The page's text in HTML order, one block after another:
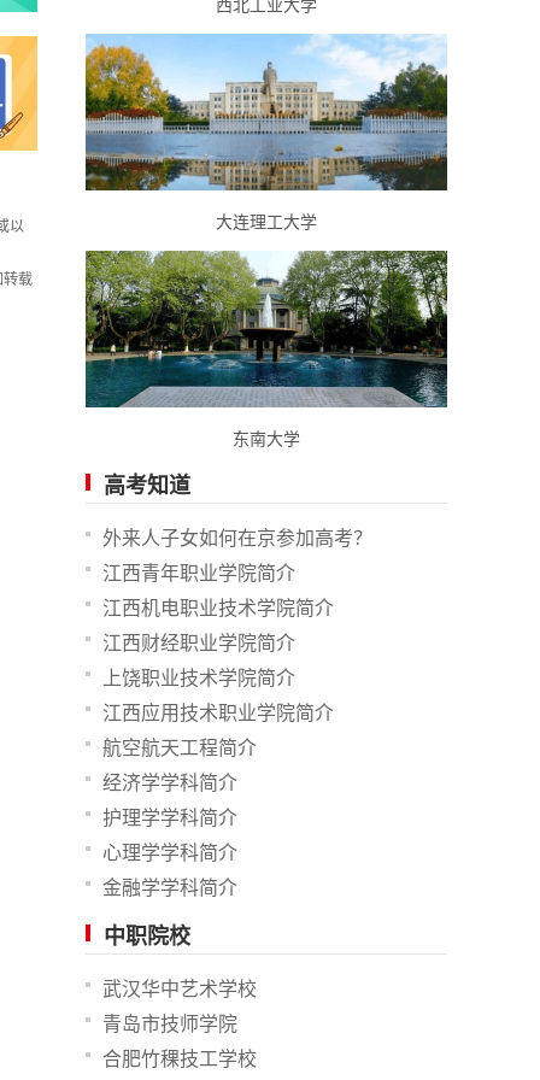
以
转载
西北工业大学
大连理工大学
东南大学
高考知道
外来人子女如何在京参加高考？
江西青年职业学院简介
江西机电职业技术学院简介
江西财经职业学院简介
上饶职业技术学院简介
江西应用技术职业学院简介
航空航天工程简介
经济学学科简介
护理学学科简介
心理学学科简介
金融学学科简介
中职院校
武汉华中艺术学校
青岛市技师学院
合肥竹稞技工学校